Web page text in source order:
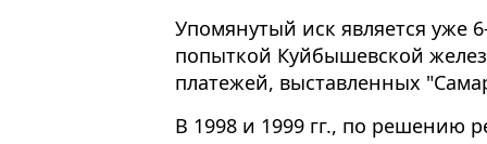
Упомянутый иск является уже
попыткой Куйбышевской
платежей, выставленных
В 1998 и 1999 гг., по решению